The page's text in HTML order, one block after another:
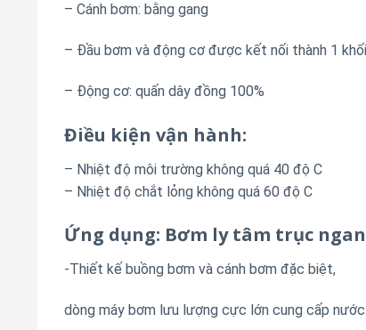
– Cánh bơm: bằng gang
– Đầu bơm và động cơ được kết nối thành 1
– Động cơ: quấn dây đồng 100%
Điều kiện vận hành:
– Nhiệt độ môi trường không quá 40 độ C
– Nhiệt độ chắt lỏng không quá 60 độ C
Ứng dụng: Bơm ly tâm trục
-Thiết kế buồng bơm và cánh bơm đặc biệt,
dòng máy bơm lưu lượng cực lớn cung cấp nước